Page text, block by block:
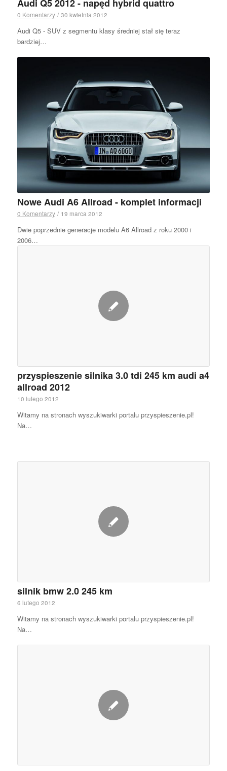
Audi Q5 2012 - napęd hybrid quattro
0 Komentarzy / 30 kwietnia 2012
Audi Q5 - SUV z segmentu klasy średniej stał się teraz
bardziej…
Nowe Audi A6 Allroad - komplet informacji
0 Komentarzy / 19 marca 2012
Dwie poprzednie generacje modelu A6 Allroad z roku 2000 i
2006…
przyspieszenie silnika 3.0 tdi 245 km audi a4
allroad 2012
10 lutego 2012
Witamy na stronach wyszukiwarki portalu przyspieszenie.pl!
Na…
silnik bmw 2.0 245 km
6 lutego 2012
Witamy na stronach wyszukiwarki portalu przyspieszenie.pl!
Na…